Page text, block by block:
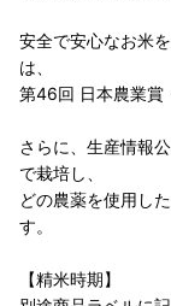
安全で安心なお米
は、
第46回 日本農業賞
さらに、生産情報
で栽培し、
どの農薬を使用し
す。
【精米時期】